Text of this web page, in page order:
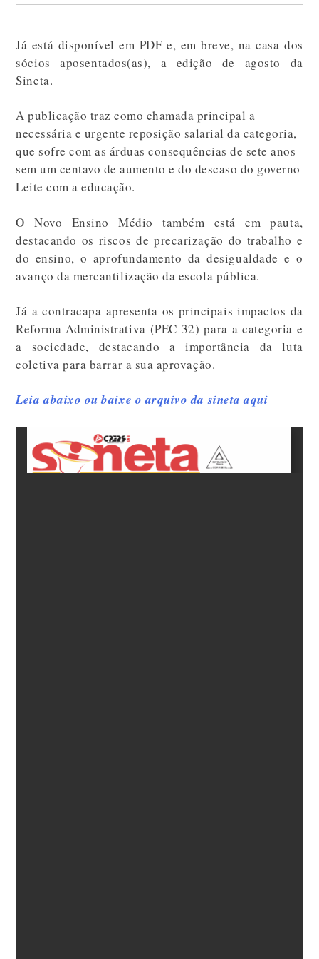
Já está disponível em PDF e, em breve, na casa dos
sócios aposentados(as), a edição de agosto da
Sineta.
A publicação traz como chamada principal a
necessária e urgente reposição salarial da categoria,
que sofre com as árduas consequências de sete anos
sem um centavo de aumento e do descaso do governo
Leite com a educação.
O Novo Ensino Médio também está em pauta,
destacando os riscos de precarização do trabalho e
do ensino, o aprofundamento da desigualdade e o
avanço da mercantilização da escola pública.
Já a contracapa apresenta os principais impactos da
Reforma Administrativa (PEC 32) para a categoria e
a sociedade, destacando a importância da luta
coletiva para barrar a sua aprovação.
Leia abaixo ou baixe o arquivo da sineta aqui